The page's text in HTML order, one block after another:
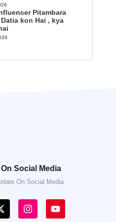
Pitambara
kon Hai , kya
Social Media
On Social Media